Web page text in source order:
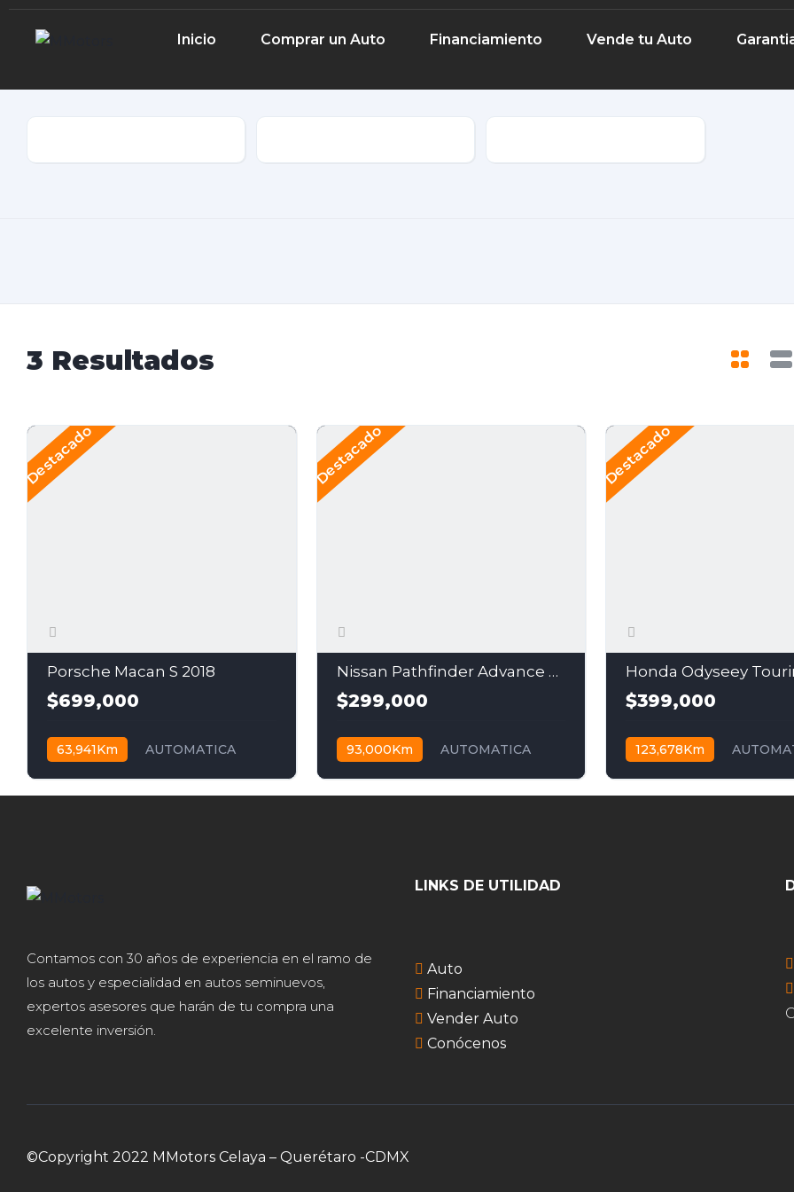
Inicio Comprar un Auto Financiamiento Vende tu Auto
3 Resultados
Destacado
Porsche Macan S 2018
$699,000
63,941Km
AUTOMATICA
Destacado
Nissan Pathfinder Advance 2018
$299,000
93,000Km
AUTOMATICA
Destacado
Honda Odyseey
$399,000
123,678Km
Contamos con 30 años de experiencia en el ramo de
los autos y especialidad en autos seminuevos,
expertos asesores que harán de tu compra una
excelente inversión.
LINKS DE UTILIDAD
Auto
Financiamiento
Vender Auto
Conócenos
©Copyright 2022 MMotors Celaya – Querétaro -CDMX